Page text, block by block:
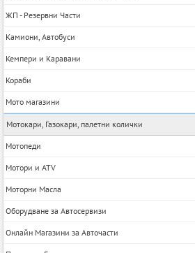
ЖП - Резервни Части
Камиони, Автобуси
Кемпери и Каравани
Кораби
Мото магазини
Мотокари, Газокари, палетни колички
Мотопеди
Мотори и ATV
Моторни Масла
Оборудване за Автосервизи
Онлайн Магазини за Авточасти